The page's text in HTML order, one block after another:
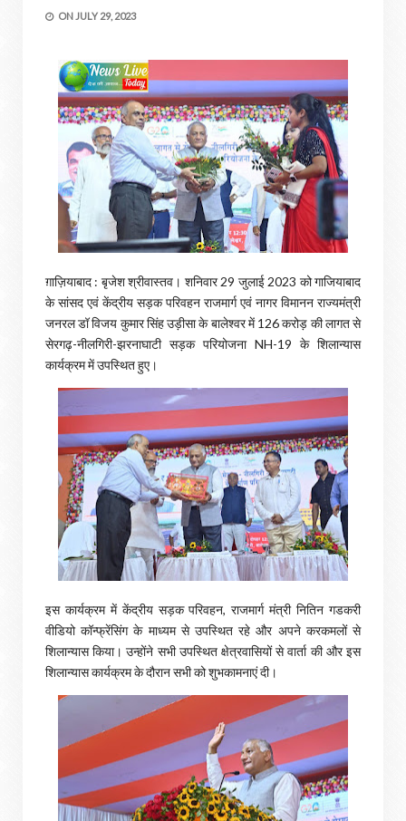
ON JULY 29, 2023
ग़ाज़ियाबाद : बृजेश श्रीवास्तव। शनिवार 29 जुलाई 2023 को गाजियाबाद
के सांसद एवं केंद्रीय सड़क परिवहन राजमार्ग एवं नागर विमानन राज्यमंत्री
जनरल डॉ विजय कुमार सिंह उड़ीसा के बालेश्वर में 126 करोड़ की लागत से
सेरगढ़-नीलगिरी-झरनाघाटी सड़क परियोजना NH-19 के शिलान्यास
कार्यक्रम में उपस्थित हुए।
इस कार्यक्रम में केंद्रीय सड़क परिवहन, राजमार्ग मंत्री नितिन गडकरी
वीडियो कॉन्फ्रेंसिंग के माध्यम से उपस्थित रहे और अपने करकमलों से
शिलान्यास किया। उन्होंने सभी उपस्थित क्षेत्रवासियों से वार्ता की और इस
शिलान्यास कार्यक्रम के दौरान सभी को शुभकामनाएं दी।